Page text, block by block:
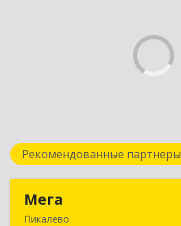
Рекомендованные партнеры
Мега
Пикалево